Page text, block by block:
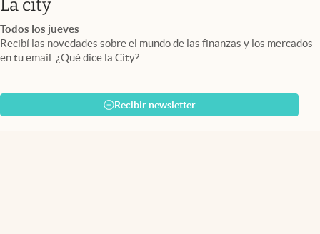
La cityabre en nueva pestaña
Todos los jueves
Recibí las novedades sobre el mundo de las finanzas y los mercados
en tu email. ¿Qué dice la City?
Recibir newsletter